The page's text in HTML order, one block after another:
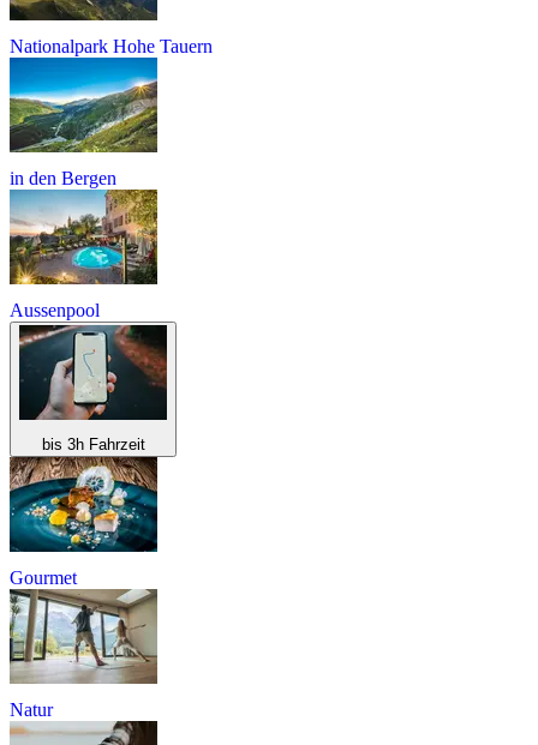
Nationalpark Hohe Tauern
in den Bergen
Aussenpool
bis 3h Fahrzeit
Gourmet
Natur